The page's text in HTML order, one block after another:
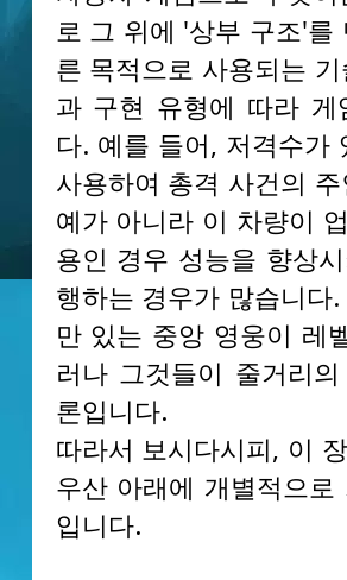
로 그 위에 '상부 구조'를
른 목적으로 사용되는
과 구현 유형에 따라
다. 예를 들어, 저격수가
사용하여 총격 사건의
예가 아니라 이 차량이
용인 경우 성능을 향상
행하는 경우가 많습니
만 있는 중앙 영웅이 레
러나 그것들이 줄거리
론입니다.
따라서 보시다시피, 이
우산 아래에 개별적으
입니다.